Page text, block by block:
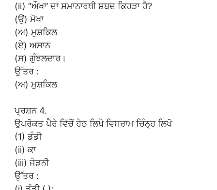
(ii) “ਔਖਾ’ ਦਾ ਸਮਾਨਾਰਥੀ ਸ਼ਬਦ ਕਿਹੜਾ ਹੈ?
(ਉਂ) ਮੋਖਾ
(ਅ) ਮੁਸ਼ਕਿਲ
(ਏ) ਅਸਾਨ
(ਸ) ਗੁੰਝਲਦਾਰ।
ਉੱਤਰ :
(ਅ) ਮੁਸ਼ਕਿਲ
ਪ੍ਰਸ਼ਨ 4.
ਉਪਰੋਕਤ ਪੈਰੇ ਵਿੱਚੋਂ ਹੇਠ ਲਿਖੇ ਵਿਸਰਾਮ ਚਿੰਨ੍ਹ ਲਿਖੋ
(1) ਡੰਡੀ
(ii) ਕਾ
(iii) ਜੋੜਨੀ
ਉੱਤਰ :